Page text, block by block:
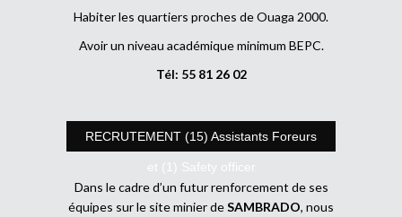
Habiter les quartiers proches de Ouaga 2000.
Avoir un niveau académique minimum BEPC.
Tél: 55 81 26 02
RECRUTEMENT (15) Assistants Foreurs
et (1) Safety officer
Dans le cadre d’un futur renforcement de ses
équipes sur le site minier deSAMBRADO, nous